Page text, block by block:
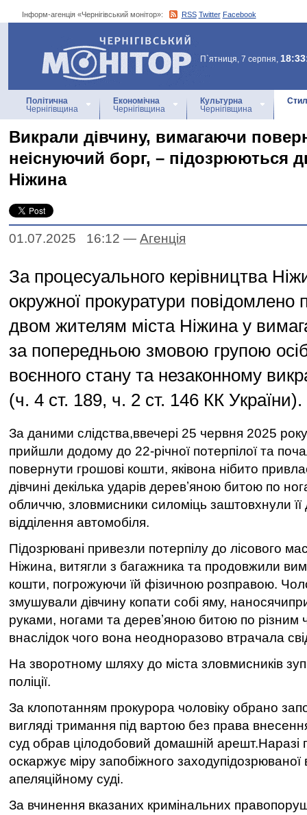
Інформ-агенція «Чернігівський монітор»: RSS Twitter Facebook
Інформ-агенція
«Чернігівський монітор»
П`ятниця, 7 серпня,
Політична
Чернігівщина
Економічна
Чернігівщина
Культурна
Чернігівщина
Викрали дівчину, вимагаючи
неіснуючий борг, – підозрюються
Ніжина
01.07.2025 16:12 — Агенцiя
За процесуального керівництва
окружної прокуратури повідомлено
двом жителям міста Ніжина у
за попередньою змовою групою
воєнного стану та незаконному
(ч. 4 ст. 189, ч. 2 ст. 146 КК України).
За даними слідства,ввечері 25 червня 2025 року
прийшли додому до 22-річної потерпілої та
повернути грошові кошти, яківона нібито
дівчині декілька ударів деревʼяною битою по
обличчю, зловмисники силоміць заштовхнули її
відділення автомобіля.
Підозрювані привезли потерпілу до лісового
Ніжина, витягли з багажника та продовжили
кошти, погрожуючи їй фізичною розправою.
змушували дівчину копати собі яму,
руками, ногами та деревʼяною битою по різним
внаслідок чого вона неодноразово втрачала
На зворотному шляху до міста зловмисників
поліції.
За клопотанням прокурора чоловіку обрано
вигляді тримання під вартою без права
суд обрав цілодобовий домашній арешт.Наразі
оскаржує міру запобіжного заходупідозрюваної
апеляційному суді.
За вчинення вказаних кримінальних